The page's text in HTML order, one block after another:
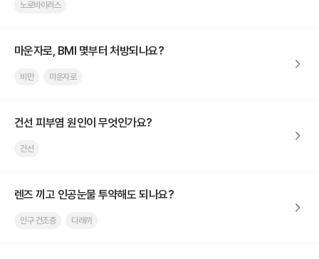
노로바이러스
마운자로, BMI 몇부터 처방되나요?
비만 마운자로
건선 피부염 원인이 무엇인가요?
건선
렌즈 끼고 인공눈물 투약해도 되나요?
안구 건조증 다래끼